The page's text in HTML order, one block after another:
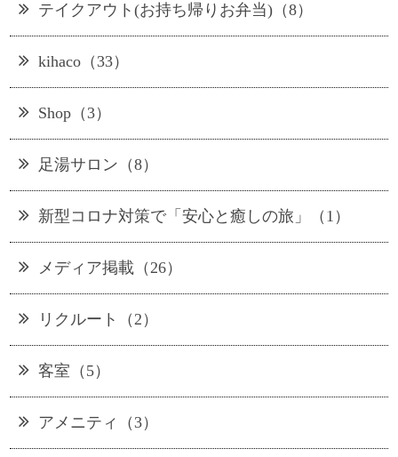
テイクアウト(お持ち帰りお弁当)（8）
kihaco（33）
Shop（3）
足湯サロン（8）
新型コロナ対策で「安心と癒しの旅」（1）
メディア掲載（26）
リクルート（2）
客室（5）
アメニティ（3）